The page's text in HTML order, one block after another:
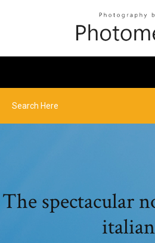
The spectacular